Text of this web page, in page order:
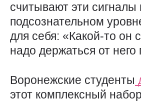
считывают эти сигналы
подсознательном
для себя: «Какой-то он
надо держаться от
Воронежские студенты
этот комплексный набор